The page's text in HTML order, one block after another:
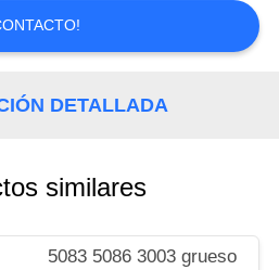
DETALLADA
similares
5083 5086 3003 grueso